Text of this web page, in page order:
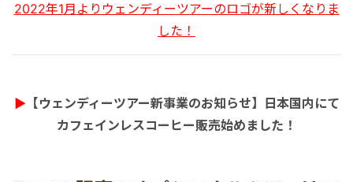
2022年1月よりウェンディーツアーのロゴが新しくなりま
した！
▶ 【ウェンディーツアー新事業のお知らせ】日本国内にて
カフェインレスコーヒー販売始めました！